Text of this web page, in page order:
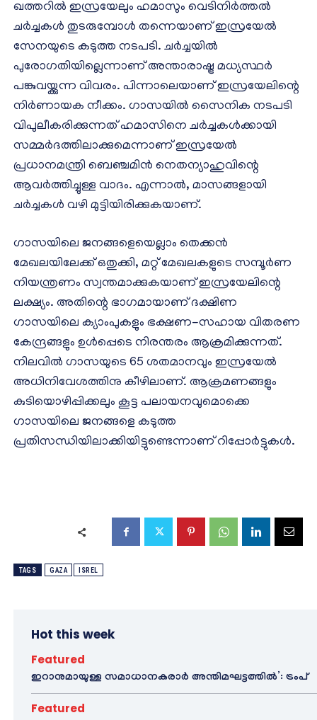
ഖത്തറില്‍ ഇസ്രയേലും ഹമാസും വെടിനിര്‍ത്തല്‍
ചര്‍ച്ചകള്‍ തുടരുമ്പോള്‍ തന്നെയാണ് ഇസ്രയേല്‍
സേനയുടെ കടുത്ത നടപടി. ചര്‍ച്ചയില്‍
പുരോഗതിയില്ലെന്നാണ് അന്താരാഷ്ട്ര മധ്യസ്ഥര്‍
പങ്കുവയ്ക്കുന്ന വിവരം. പിന്നാലെയാണ് ഇസ്രയേലിന്റെ
നിര്‍ണായക നീക്കം. ഗാസയില്‍ സൈനിക നടപടി
വിപുലീകരിക്കുന്നത് ഹമാസിനെ ചർച്ചകൾക്കായി
സമ്മര്‍ദത്തിലാക്കുമെന്നാണ് ഇസ്രയേല്‍
പ്രധാനമന്ത്രി ബെഞ്ചമിന്‍ നെതന്യാഹുവിന്റെ
ആവര്‍ത്തിച്ചുള്ള വാദം. എന്നാല്‍, മാസങ്ങളായി
ചര്‍ച്ചകള്‍ വഴി മുട്ടിയിരിക്കുകയാണ്.
ഗാസയിലെ ജനങ്ങളെയെല്ലാം തെക്കന്‍
മേഖലയിലേക്ക് ഒതുക്കി, മറ്റ് മേഖലകളുടെ സമ്പൂര്‍ണ
നിയന്ത്രണം സ്വന്തമാക്കുകയാണ് ഇസ്രയേലിന്റെ
ലക്ഷ്യം. അതിന്റെ ഭാഗമായാണ് ദക്ഷിണ
ഗാസയിലെ ക്യാംപുകളും ഭക്ഷണ-സഹായ വിതരണ
കേന്ദ്രങ്ങളും ഉള്‍പ്പെടെ നിരന്തരം ആക്രമിക്കുന്നത്.
നിലവില്‍ ഗാസയുടെ 65 ശതമാനവും ഇസ്രയേല്‍
അധിനിവേശത്തിനു കീഴിലാണ്. ആക്രമണങ്ങളും
കുടിയൊഴിപ്പിക്കലും കൂട്ട പലായനവുമൊക്കെ
ഗാസയിലെ ജനങ്ങളെ കടുത്ത
പ്രതിസന്ധിയിലാക്കിയിട്ടുണ്ടെന്നാണ് റിപ്പോര്‍ട്ടുകള്‍.
TAGS GAZA ISREL
Hot this week
Featured
ഇറാനുമായുള്ള സമാധാനകരാർ അന്തിമഘട്ടത്തിൽ‌’: ട്രംപ്
Featured